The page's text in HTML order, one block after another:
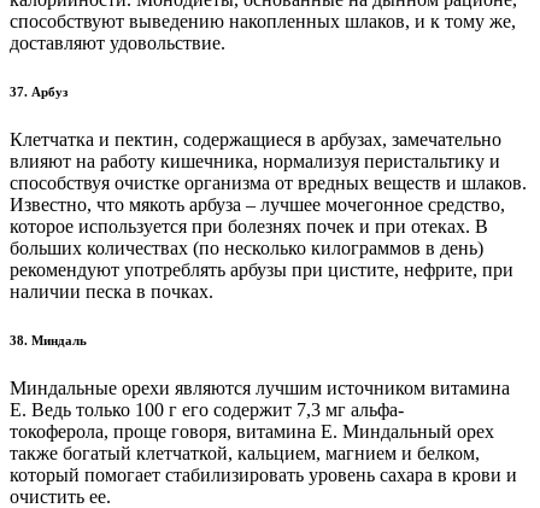
способствуют выведению накопленных шлаков, и к тому же,
доставляют удовольствие.
37. Арбуз
Клетчатка и пектин, содержащиеся в арбузах, замечательно
влияют на работу кишечника, нормализуя перистальтику и
способствуя очистке организма от вредных веществ и шлаков.
Известно, что мякоть арбуза – лучшее мочегонное средство,
которое используется при болезнях почек и при отеках. В
больших количествах (по несколько килограммов в день)
рекомендуют употреблять арбузы при цистите, нефрите, при
наличии песка в почках.
38. Миндаль
Миндальные орехи являются лучшим источником витамина
Е. Ведь только 100 г его содержит 7,3 мг альфа-
токоферола, проще говоря, витамина Е. Миндальный орех
также богатый клетчаткой, кальцием, магнием и белком,
который помогает стабилизировать уровень сахара в крови и
очистить ее.